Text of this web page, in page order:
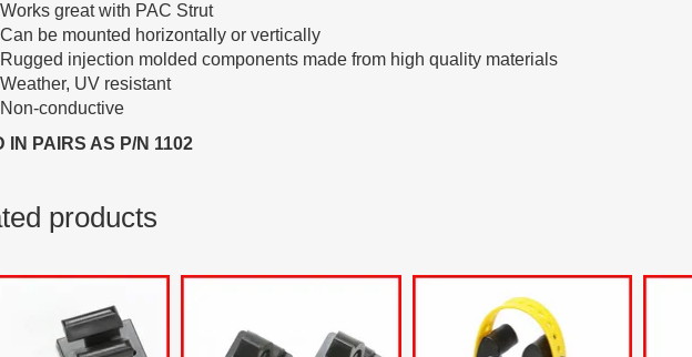
Works great with PAC Strut
Can be mounted horizontally or vertically
Rugged injection molded components made from high quality materials
Weather, UV resistant
Non-conductive
IN PAIRS AS P/N 1102
products